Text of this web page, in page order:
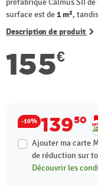
surface est de1 m²,
Description de produit
155€
-10% 13950
Ajouter ma carte
de réduction sur
Découvrir les